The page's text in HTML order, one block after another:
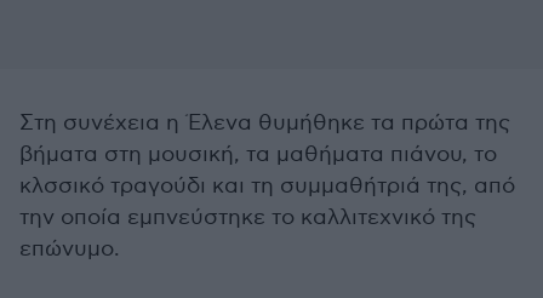
Στη συνέχεια η Έλενα θυμήθηκε τα πρώτα της
βήματα στη μουσική, τα μαθήματα πιάνου, το
κλσσικό τραγούδι και τη συμμαθήτριά της, από
την οποία εμπνεύστηκε το καλλιτεχνικό της
επώνυμο.